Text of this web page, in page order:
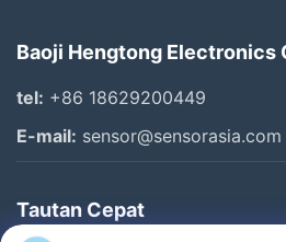
Sensor Tekanan Diafragma Siram
Other Videos
Baoji Hengtong Electronics
tel: +86 18629200449
E-mail: sensor@sensorasia.com
Tautan Cepat